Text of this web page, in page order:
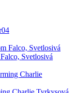
Svetlosivá